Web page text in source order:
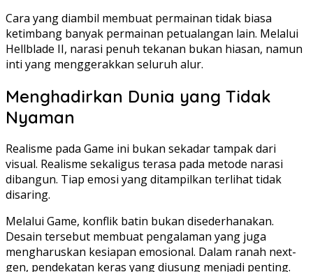
Cara yang diambil membuat permainan tidak biasa
ketimbang banyak permainan petualangan lain. Melalui
Hellblade II, narasi penuh tekanan bukan hiasan, namun
inti yang menggerakkan seluruh alur.
Menghadirkan Dunia yang Tidak
Nyaman
Realisme pada Game ini bukan sekadar tampak dari
visual. Realisme sekaligus terasa pada metode narasi
dibangun. Tiap emosi yang ditampilkan terlihat tidak
disaring.
Melalui Game, konflik batin bukan disederhanakan.
Desain tersebut membuat pengalaman yang juga
mengharuskan kesiapan emosional. Dalam ranah next-
gen, pendekatan keras yang diusung menjadi penting.